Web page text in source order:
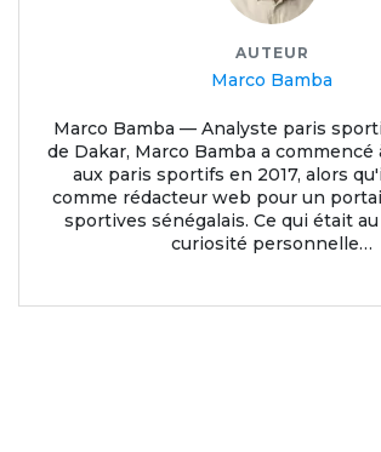
AUTEUR
Marco Bamba
Marco Bamba — Analyste paris
de Dakar, Marco Bamba a
aux paris sportifs en 2017, alors
comme rédacteur web pour un
sportives sénégalais. Ce qui était
curiosité personnelle…